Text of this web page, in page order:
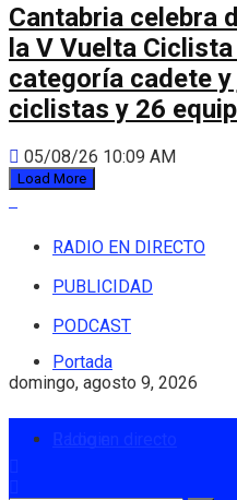
Cantabria celebra
la V Vuelta Ciclista
categoría cadete
ciclistas y 26
05/08/26 10:09 AM
Load More
RADIO EN DIRECTO
PUBLICIDAD
PODCAST
domingo, agosto 9, 2026
Portada